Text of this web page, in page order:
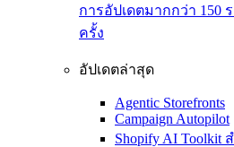
การอัปเดตมากกว่า 150
ครั้ง
อัปเดตล่าสุด
Agentic Storefronts
Campaign Autopilot
Shopify AI